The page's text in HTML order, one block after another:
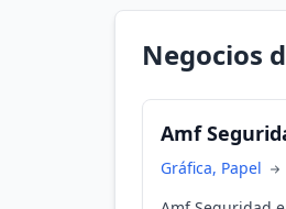
Negocios
Amf
Gráfica, Papel